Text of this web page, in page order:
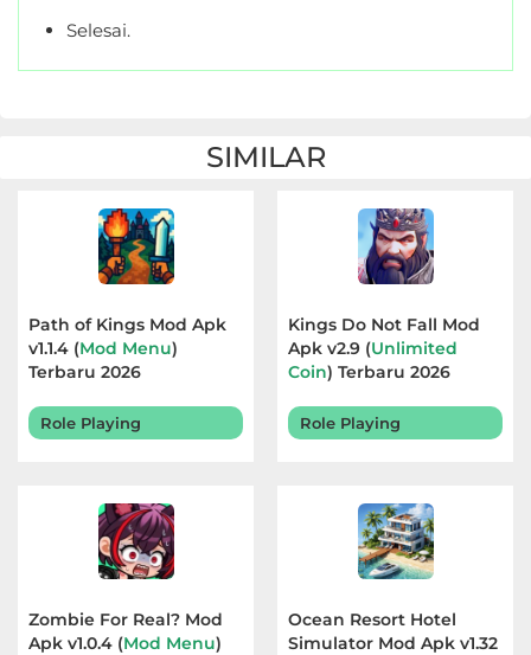
Selesai.
SIMILAR
Path of Kings Mod Apk
v1.1.4 (Mod Menu)
Terbaru 2026
Role Playing
Kings Do Not Fall Mod
Apk v2.9 (Unlimited
Coin) Terbaru 2026
Role Playing
Zombie For Real? Mod
Apk v1.0.4 (Mod Menu)
Ocean Resort Hotel
Simulator Mod Apk v1.32